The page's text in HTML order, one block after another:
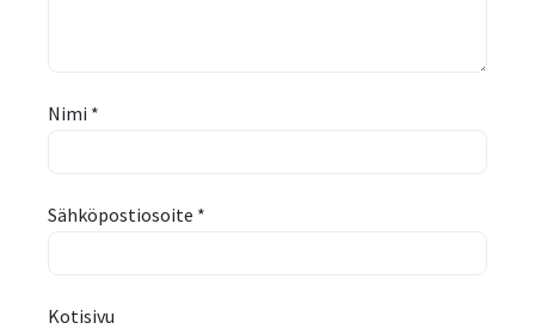
Nimi *
Sähköpostiosoite *
Kotisivu